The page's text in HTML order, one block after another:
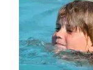
Infos –